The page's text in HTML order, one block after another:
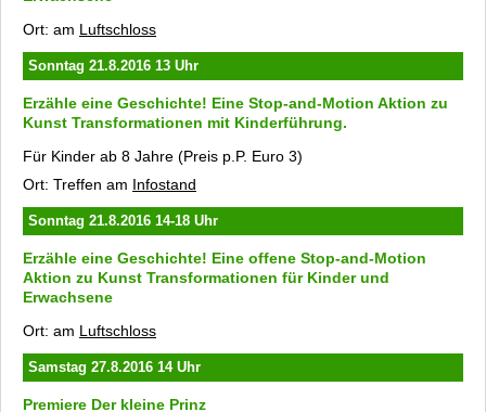
Ort: am Luftschloss
Sonntag 21.8.2016 13 Uhr
Erzähle eine Geschichte! Eine Stop-and-Motion Aktion zu
Kunst Transformationen mit Kinderführung.
Für Kinder ab 8 Jahre (Preis p.P. Euro 3)
Ort: Treffen am Infostand
Sonntag 21.8.2016 14-18 Uhr
Erzähle eine Geschichte! Eine offene Stop-and-Motion
Aktion zu Kunst Transformationen für Kinder und
Erwachsene
Ort: am Luftschloss
Samstag 27.8.2016 14 Uhr
Premiere Der kleine Prinz